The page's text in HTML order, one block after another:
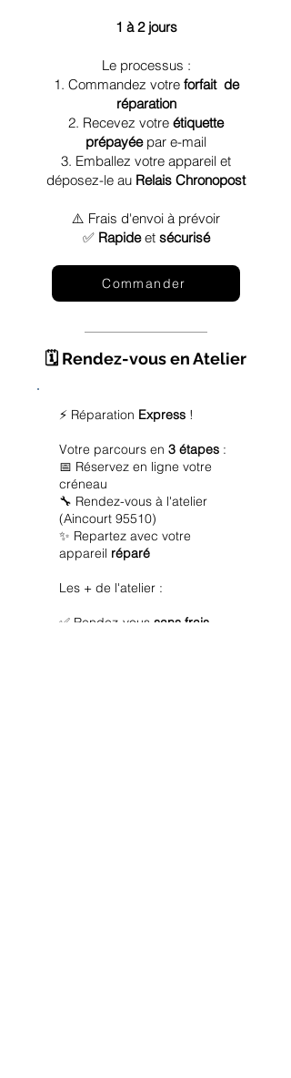
1 à 2 jours
Le processus :
1. Commandez votre forfait de
réparation
2. Recevez votre étiquette
prépayéepar e-mail
3. Emballez votre appareil et
déposez-le au Relais Chronopost
⚠️ Frais d'envoi à prévoir
✅ Rapideet sécurisé
Commander
🗓️ Rendez-vous en Atelier
⚡ Réparation Express !
Votre parcours en 3 étapes :
📅 Réservez en ligne votre
créneau
🔧 Rendez-vous à l'atelier
(Aincourt 95510)
✨ Repartez avec votre
appareil réparé
Les + de l'atelier :
✅ Rendez-vous sans frais